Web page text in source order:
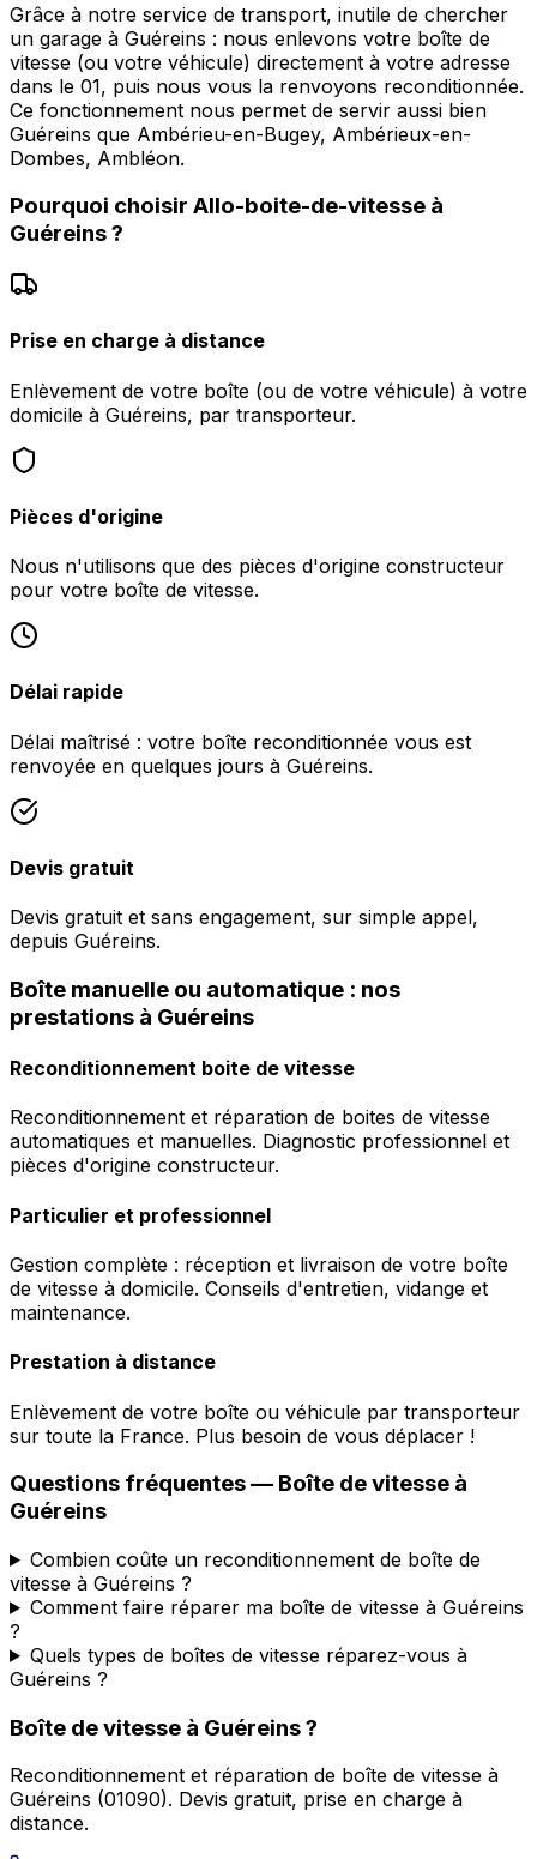
Grâce à notre service de transport, inutile de chercher
un garage à Guéreins : nous enlevons votre boîte de
vitesse (ou votre véhicule) directement à votre adresse
dans le 01, puis nous vous la renvoyons reconditionnée.
Ce fonctionnement nous permet de servir aussi bien
Guéreins que Ambérieu-en-Bugey, Ambérieux-en-
Dombes, Ambléon.
Pourquoi choisir Allo-boite-de-vitesse à
Guéreins?
Prise en charge à distance
Enlèvement de votre boîte (ou de votre véhicule) à votre
domicile à Guéreins, par transporteur.
Pièces d'origine
Nous n'utilisons que des pièces d'origine constructeur
pour votre boîte de vitesse.
Délai rapide
Délai maîtrisé : votre boîte reconditionnée vous est
renvoyée en quelques jours à Guéreins.
Devis gratuit
Devis gratuit et sans engagement, sur simple appel,
depuis Guéreins.
Boîte manuelle ou automatique : nos
prestations à Guéreins
Reconditionnement boite de vitesse
Reconditionnement et réparation de boites de vitesse
automatiques et manuelles. Diagnostic professionnel et
pièces d'origine constructeur.
Particulier et professionnel
Gestion complète : réception et livraison de votre boîte
de vitesse à domicile. Conseils d'entretien, vidange et
maintenance.
Prestation à distance
Enlèvement de votre boîte ou véhicule par transporteur
sur toute la France. Plus besoin de vous déplacer !
Questions fréquentes — Boîte de vitesse à
Guéreins
Combien coûte un reconditionnement de boîte de
vitesse à Guéreins ?
Comment faire réparer ma boîte de vitesse à Guéreins
?
Quels types de boîtes de vitesse réparez-vous à
Guéreins ?
Boîte de vitesse à Guéreins?
Reconditionnement et réparation de boîte de vitesse à
Guéreins (01090). Devis gratuit, prise en charge à
distance.